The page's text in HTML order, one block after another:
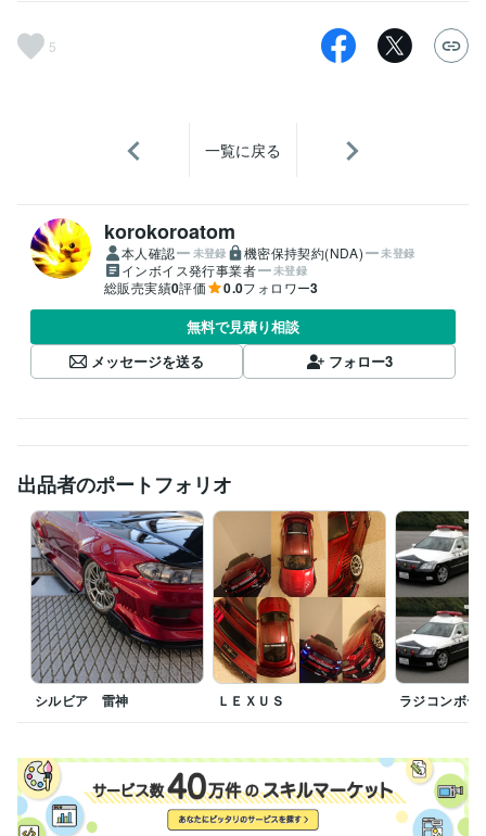
5
一覧に戻る
korokoroatom
本人確認 未登録 機密保持契約(NDA) 未登録
インボイス発行事業者 未登録
総販売実績0評価 0.0フォロワー3
無料で見積り相談
メッセージを送る
フォロー3
出品者のポートフォリオ
シルビア 雷神 ＬＥＸＵＳ ラジコンボデ